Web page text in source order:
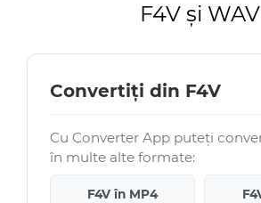
F4V și WAV
Convertiți din F4V
Cu Converter App puteți
în multe alte formate:
F4V în MP4